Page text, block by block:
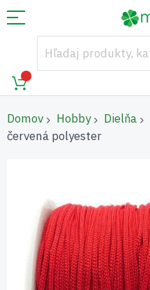
Domov Hobby Dielňa
červená polyester
obrázkov